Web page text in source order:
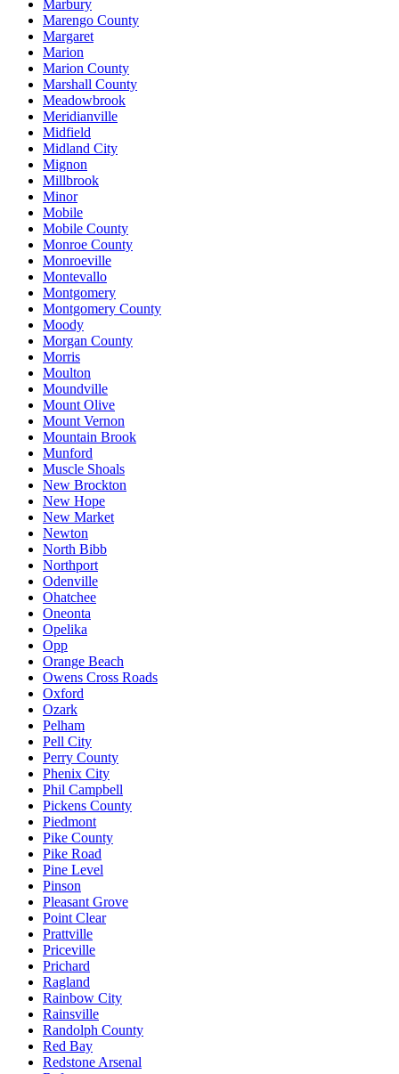
Marbury
Marengo County
Margaret
Marion
Marion County
Marshall County
Meadowbrook
Meridianville
Midfield
Midland City
Mignon
Millbrook
Minor
Mobile
Mobile County
Monroe County
Monroeville
Montevallo
Montgomery
Montgomery County
Moody
Morgan County
Morris
Moulton
Moundville
Mount Olive
Mount Vernon
Mountain Brook
Munford
Muscle Shoals
New Brockton
New Hope
New Market
Newton
North Bibb
Northport
Odenville
Ohatchee
Oneonta
Opelika
Opp
Orange Beach
Owens Cross Roads
Oxford
Ozark
Pelham
Pell City
Perry County
Phenix City
Phil Campbell
Pickens County
Piedmont
Pike County
Pike Road
Pine Level
Pinson
Pleasant Grove
Point Clear
Prattville
Priceville
Prichard
Ragland
Rainbow City
Rainsville
Randolph County
Red Bay
Redstone Arsenal